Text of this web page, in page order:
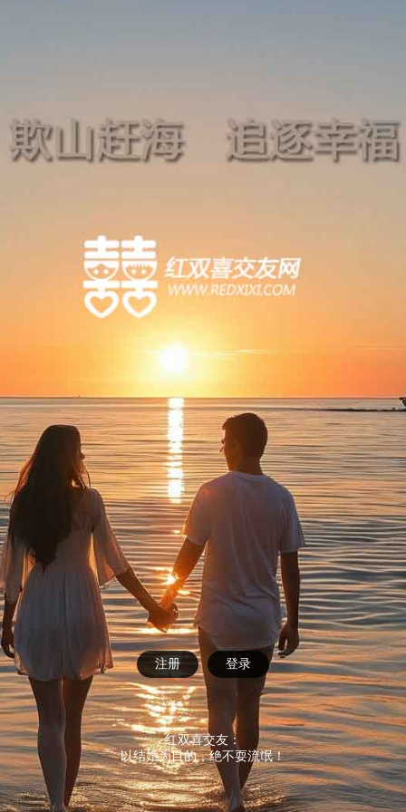
注册 登录
红双喜交友：
以结婚为目的，绝不耍流氓！